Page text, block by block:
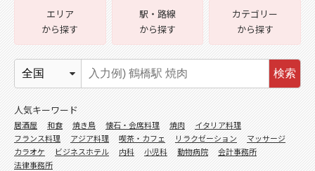
エリア
から探す
駅・路線
から探す
カテゴリー
から探す
検索
人気キーワード
居酒屋 和食 焼き鳥 懐石・会席料理 焼肉
イタリア料理
フランス料理
アジア料理 喫茶・カフェ リラクゼーション
マッサージ
カラオケ
ビジネスホテル 内科 小児科 動物病院
会計事務所
法律事務所